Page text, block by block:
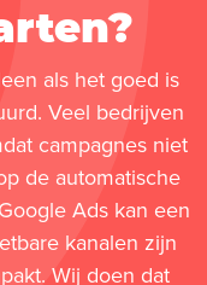
als het goed is
Veel bedrijven
campagnes niet
de automatische
Ads kan een
kanalen zijn
Wij doen dat